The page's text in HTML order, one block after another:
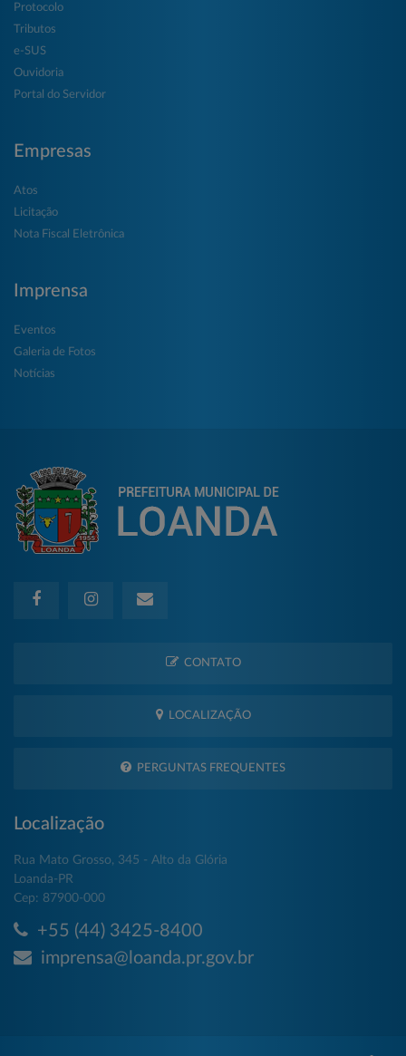
Protocolo
Tributos
e-SUS
Ouvidoria
Portal do Servidor
Empresas
Atos
Licitação
Nota Fiscal Eletrônica
Imprensa
Eventos
Galeria de Fotos
Notícias
CONTATO
LOCALIZAÇÃO
PERGUNTAS FREQUENTES
Localização
Rua Mato Grosso, 345 - Alto da Glória
Loanda-PR
Cep: 87900-000
+55 (44) 3425-8400
imprensa@loanda.pr.gov.br